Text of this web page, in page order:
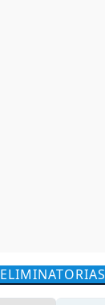
ELIMINATORIAS